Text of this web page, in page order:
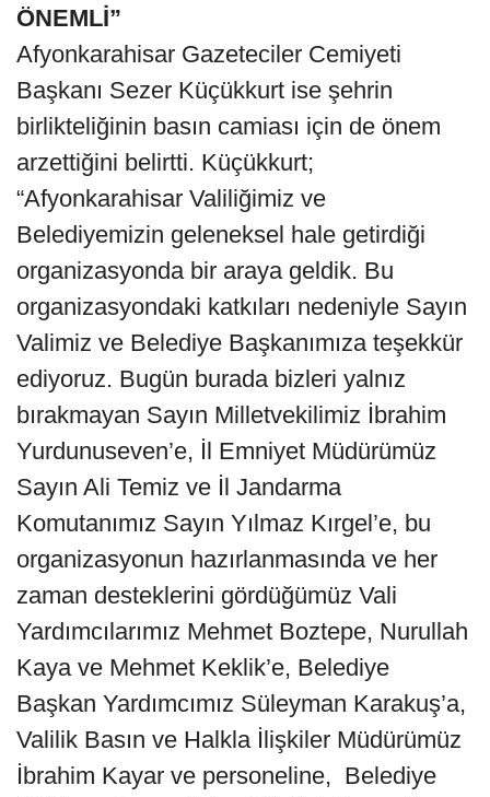
ÖNEMLİ”
Afyonkarahisar Gazeteciler Cemiyeti
Başkanı Sezer Küçükkurt ise şehrin
birlikteliğinin basın camiası için de önem
arzettiğini belirtti. Küçükkurt;
“Afyonkarahisar Valiliğimiz ve
Belediyemizin geleneksel hale getirdiği
organizasyonda bir araya geldik. Bu
organizasyondaki katkıları nedeniyle Sayın
Valimiz ve Belediye Başkanımıza teşekkür
ediyoruz. Bugün burada bizleri yalnız
bırakmayan Sayın Milletvekilimiz İbrahim
Yurdunuseven’e, İl Emniyet Müdürümüz
Sayın Ali Temiz ve İl Jandarma
Komutanımız Sayın Yılmaz Kırgel’e, bu
organizasyonun hazırlanmasında ve her
zaman desteklerini gördüğümüz Vali
Yardımcılarımız Mehmet Boztepe, Nurullah
Kaya ve Mehmet Keklik’e, Belediye
Başkan Yardımcımız Süleyman Karakuş’a,
Valilik Basın ve Halkla İlişkiler Müdürümüz
İbrahim Kayar ve personeline, Belediye